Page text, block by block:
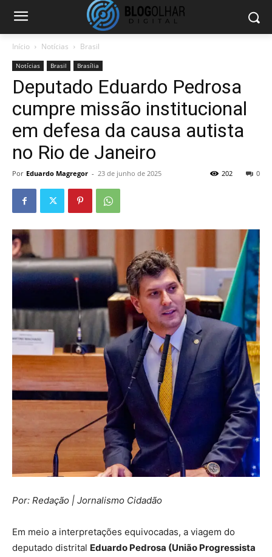
Início Notícias Brasil
Notícias Brasil Brasília
Deputado Eduardo Pedrosa
cumpre missão institucional
em defesa da causa autista
no Rio de Janeiro
Por Eduardo Magregor - 23 de junho de 2025 0
202
Por: Redação | Jornalismo Cidadão
Em meio a interpretações equivocadas, a viagem do
deputado distrital Eduardo Pedrosa (União Progressista